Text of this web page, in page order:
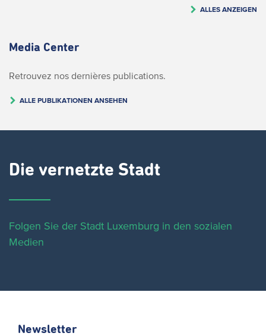
ALLES ANZEIGEN
Media Center
Retrouvez nos dernières publications.
ALLE PUBLIKATIONEN ANSEHEN
Die vernetzte Stadt
Folgen Sie der Stadt Luxemburg in den sozialen
Medien
Newsletter